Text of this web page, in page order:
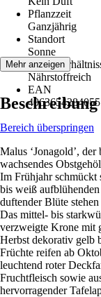
Pflanzzeit
Ganzjährig
Standort
Sonne
Nährstoffreich
EAN
4063654284055
Mehr anzeigen
Beschreibung
Bereich überspringen
Malus ‘Jonagold’,
wachsendes
Im Frühjahr schmückt
bis weiß
duftender Blüte
Das mittel- bis
verzweigte Krone mit
Herbst dekorativ gelb
Früchte reifen ab
leuchtend roter
Fruchtfleisch sowie
hervorragender